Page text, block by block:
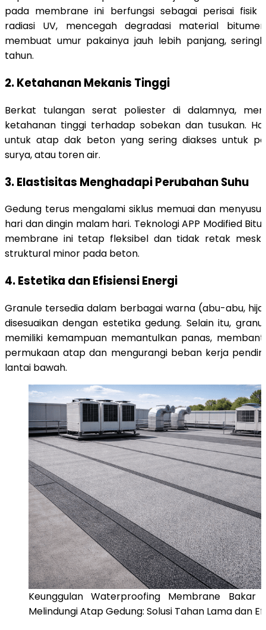
pada membrane ini berfungsi sebagai perisai fisik
radiasi UV, mencegah degradasi material
membuat umur pakainya jauh lebih panjang,
tahun.
2. Ketahanan Mekanis Tinggi
Berkat tulangan serat poliester di dalamnya,
ketahanan tinggi terhadap sobekan dan tusukan.
untuk atap dak beton yang sering diakses untuk
surya, atau toren air.
3. Elastisitas Menghadapi Perubahan Suhu
Gedung terus mengalami siklus memuai dan
hari dan dingin malam hari. Teknologi APP Modified
membrane ini tetap fleksibel dan tidak retak
struktural minor pada beton.
4. Estetika dan Efisiensi Energi
Granule tersedia dalam berbagai warna (abu-abu,
disesuaikan dengan estetika gedung. Selain itu,
memiliki kemampuan memantulkan panas,
permukaan atap dan mengurangi beban kerja
lantai bawah.
Keunggulan Waterproofing Membrane Bakar
Melindungi Atap Gedung: Solusi Tahan Lama dan